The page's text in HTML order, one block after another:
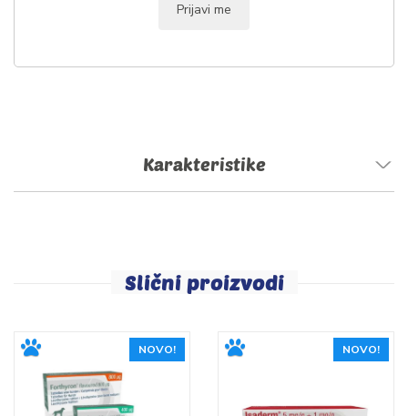
Prijavi me
Karakteristike
Slični proizvodi
NOVO! NOVO!